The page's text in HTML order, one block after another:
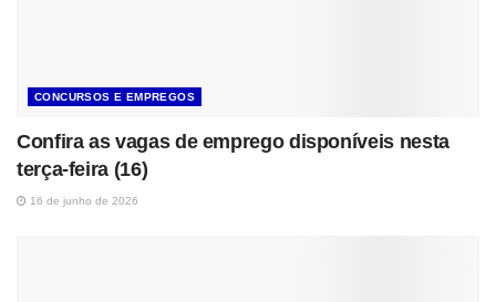
CONCURSOS E EMPREGOS
Confira as vagas de emprego disponíveis nesta
terça-feira (16)
16 de junho de 2026